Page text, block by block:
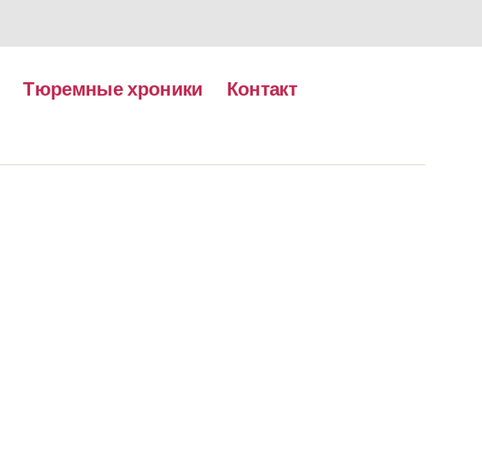
Тюремные хроники
Контакт